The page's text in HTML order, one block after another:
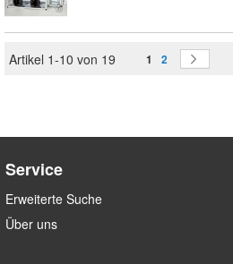
Artikel 1-10 von 19
Sie lesen gerade Seite
1 Seite
2 Seite
Service
Erweiterte Suche
Über uns